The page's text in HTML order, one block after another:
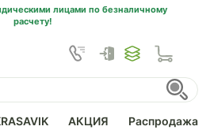
лицами по безналичному
расчету!
АКЦИЯ Распродажа